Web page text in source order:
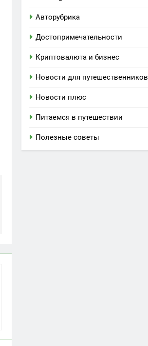
Авторубрика
Достопримечательности
Криптовалюта и бизнес
Новости для путешественников
Новости плюс
Питаемся в путешествии
Полезные советы